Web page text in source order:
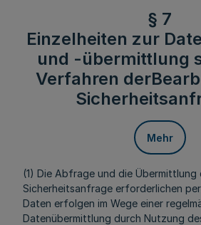
§ 7
Einzelheiten zur
und -übermittlung
Verfahren
Mehr
(1) Die Abfrage und die
Sicherheitsanfrage erforderlichen
Daten erfolgen im Wege einer
Datenübermittlung durch Nutzung